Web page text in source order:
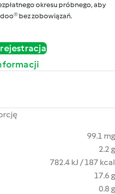
okresu próbnego, aby
bez zobowiązań.
rejestracja
99.1 mg
2.2 g
782.4 kJ / 187 kcal
17.6 g
0.8 g